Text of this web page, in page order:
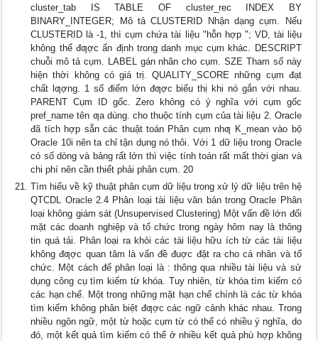
cluster_tab IS TABLE OF cluster_rec INDEX BY
BINARY_INTEGER; Mô tả CLUSTERID Nhận dạng cụm. Nếu
CLUSTERID là -1, thì cụm chứa tài liệu "hỗn hợp "; VD, tài liệu
không thể đƣợc ấn định trong danh mục cụm khác. DESCRIPT
chuỗi mô tả cụm. LABEL gán nhãn cho cụm. SZE Tham số này
hiện thời không có giá trị. QUALITY_SCORE những cụm đạt
chất lƣợng. 1 số điểm lớn đƣợc biểu thị khi nó gắn với nhau.
PARENT Cụm ID gốc. Zero không có ý nghĩa với cụm gốc
pref_name tên ƣa dùng. cho thuộc tính cụm của tài liệu 2. Oracle
đã tích hợp sẵn các thuật toán Phân cụm nhƣ K_mean vào bộ
Oracle 10i nên ta chỉ tận dụng nó thôi. Với 1 dữ liệu trong Oracle
có số dòng và bảng rất lớn thì việc tính toán rất mất thời gian và
chi phí nên cần thiết phải phân cụm. 20
Tìm hiểu về kỹ thuật phân cụm dữ liệu trong xử lý dữ liệu trên hệ
QTCDL Oracle 2.4 Phân loại tài liệu văn bản trong Oracle Phân
loại không giám sát (Unsupervised Clustering) Một vấn đề lớn đối
mặt các doanh nghiệp và tổ chức trong ngày hôm nay là thông
tin quá tải. Phân loại ra khỏi các tài liệu hữu ích từ các tài liệu
không đƣợc quan tâm là vấn đề đuợc đặt ra cho cá nhân và tổ
chức. Một cách để phân loại là : thông qua nhiều tài liệu và sử
dụng công cụ tìm kiếm từ khóa. Tuy nhiên, từ khóa tìm kiếm có
các hạn chế. Một trong những mặt hạn chế chính là các từ khóa
tìm kiếm không phân biệt đƣợc các ngữ cảnh khác nhau. Trong
nhiều ngôn ngữ, một từ hoặc cụm từ có thể có nhiều ý nghĩa, do
đó, một kết quả tìm kiếm có thể ở nhiều kết quả phù hợp không